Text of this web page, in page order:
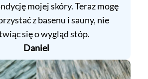
mojej skóry. Teraz mogę
z basenu i sauny, nie
się o wygląd stóp.
Daniel